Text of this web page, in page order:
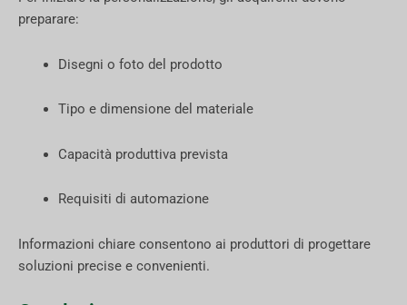
preparare:
Disegni o foto del prodotto
Tipo e dimensione del materiale
Capacità produttiva prevista
Requisiti di automazione
Informazioni chiare consentono ai produttori di progettare
soluzioni precise e convenienti.